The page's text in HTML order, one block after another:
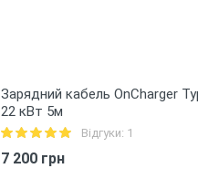
Зарядний кабель OnCharger
22 кВт 5м
Відгуки: 1
7 200 грн